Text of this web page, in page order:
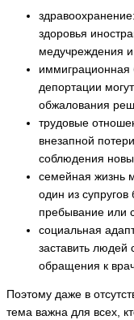
здоровья
медучреждения
иммиграционная
депортации
обжалования
трудовые
внезапной
соблюдения
семейная жизнь
один из супругов
пребывание или
социальная
заставить людей
обращения к
Поэтому даже в
тема важна для всех,